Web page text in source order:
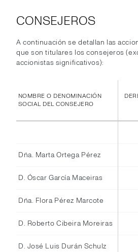
CONSEJEROS
A continuación se detallan las
que son titulares los consejeros
accionistas significativos):
NOMBRE O DENOMINACIÓN
SOCIAL DEL CONSEJERO
Dña. Marta Ortega Pérez
D. Óscar García Maceiras
Dña. Flora Pérez Marcote
D. Roberto Cibeira Moreiras
D. José Luis Durán Schulz